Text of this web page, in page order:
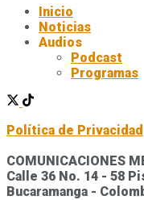
Inicio
Noticias
Audios
Podcast
Programas
Política de Privacidad
COMUNICACIONES
Calle 36 No. 14 - 58
Bucaramanga -